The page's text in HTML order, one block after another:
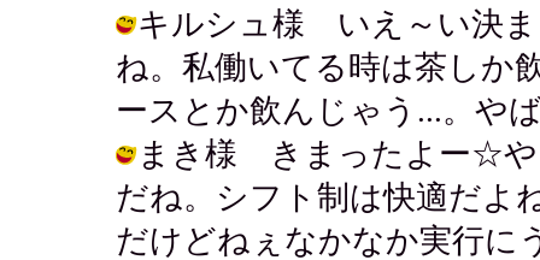
キルシュ様 いえ～い決ま
ね。私働いてる時は茶しか
ースとか飲んじゃう...。や
まき様 きまったよー☆や
だね。シフト制は快適だよ
だけどねぇなかなか実行に